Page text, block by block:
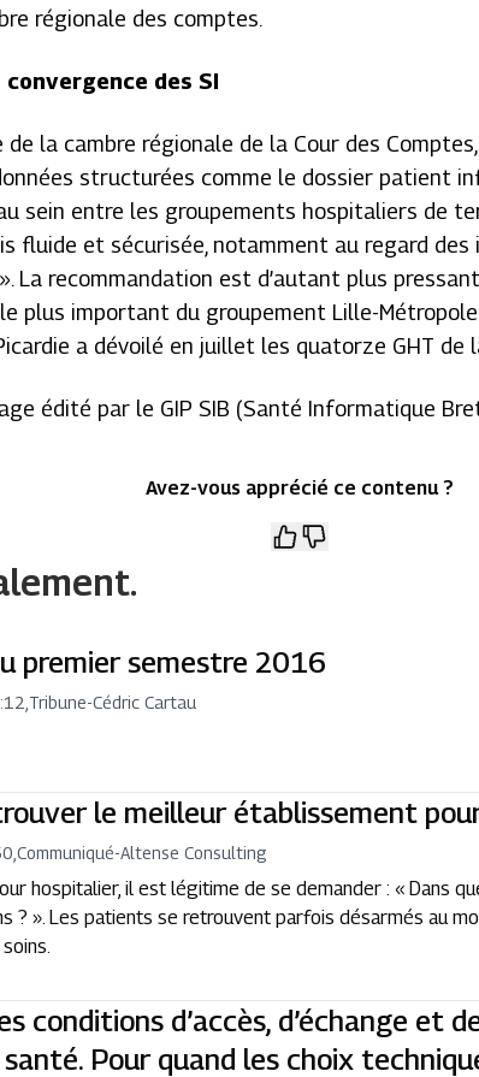
régionale des comptes.
convergence des SI
de la cambre régionale de la Cour des
structurées comme le dossier patient
sein entre les groupements hospitaliers de
fluide et sécurisée, notamment au regard des
La recommandation est d’autant plus
plus important du groupement Lille-Métropole
a dévoilé en juillet les quatorze GHT de
édité par le GIP SIB (Santé Informatique
Avez-vous apprécié ce contenu ?
premier semestre 2016
Tribune-Cédric Cartau
le meilleur établissement
,Communiqué-Altense Consulting
hospitalier, il est légitime de se demander : « Dans
? ». Les patients se retrouvent parfois désarmés au
conditions d’accès, d’échange et
Pour quand les choix